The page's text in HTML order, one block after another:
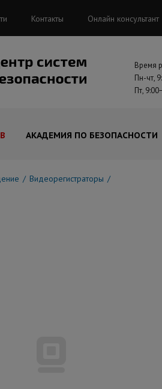
Контакты Онлайн консультант
Время
Пн-чт,
Пт,
АКАДЕМИЯ ПО БЕЗОПАСНОСТИ
Видеорегистраторы